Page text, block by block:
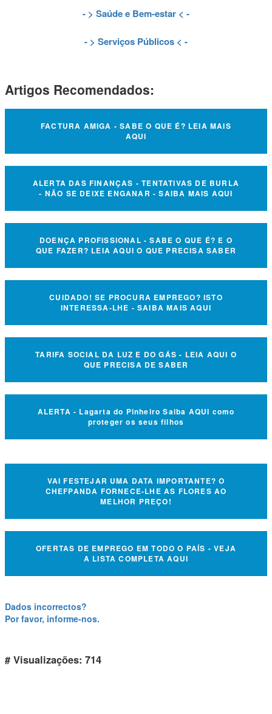
- > Saúde e Bem-estar < -
- > Serviços Públicos < -
Artigos Recomendados:
FACTURA AMIGA - SABE O QUE É? LEIA MAIS
AQUI
ALERTA DAS FINANÇAS - TENTATIVAS DE BURLA
- NÃO SE DEIXE ENGANAR - SAIBA MAIS AQUI
DOENÇA PROFISSIONAL - SABE O QUE É? E O
QUE FAZER? LEIA AQUI O QUE PRECISA SABER
CUIDADO! SE PROCURA EMPREGO? ISTO
INTERESSA-LHE - SAIBA MAIS AQUI
TARIFA SOCIAL DA LUZ E DO GÁS - LEIA AQUI O
QUE PRECISA DE SABER
ALERTA - Lagarta do Pinheiro Saiba AQUI como
proteger os seus filhos
VAI FESTEJAR UMA DATA IMPORTANTE? O
CHEFPANDA FORNECE-LHE AS FLORES AO
MELHOR PREÇO!
OFERTAS DE EMPREGO EM TODO O PAÍS - VEJA
A LISTA COMPLETA AQUI
Dados incorrectos?
Por favor, informe-nos.
# Visualizações: 714